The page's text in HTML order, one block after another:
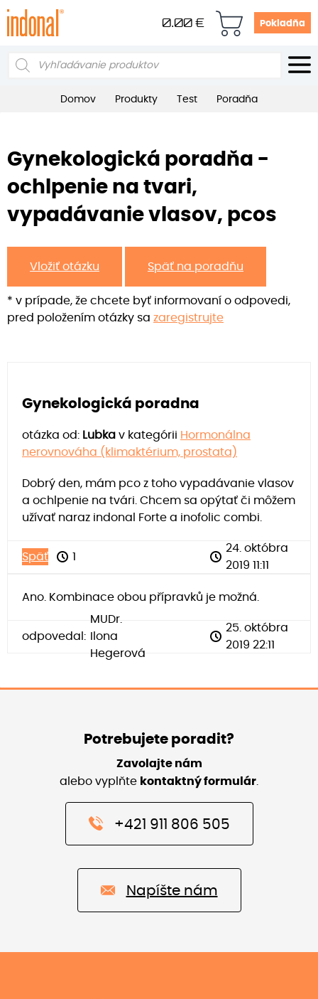
0.00 € Pokladňa
Products
Domov Produkty Test Poradňa
Gynekologická poradňa -
ochlpenie na tvari,
vypadávanie vlasov, pcos
Vložiť otázku Späť na poradňu
* v prípade, že chcete byť informovaní o odpovedi,
pred položením otázky sa zaregistrujte
Gynekologická poradna
otázka od: Lubka v kategórii Hormonálna
nerovnováha (klimaktérium, prostata)
Dobrý den, mám pco z toho vypadávanie vlasov
a ochlpenie na tvári. Chcem sa opýtať či môžem
užívať naraz indonal Forte a inofolic combi.
Späť 1
24. októbra
2019 11:11
Ano. Kombinace obou přípravků je možná.
odpovedal:
MUDr.
Ilona
Hegerová
25. októbra
2019 22:11
Potrebujete poradit?
Zavolajte nám
alebo vyplňte kontaktný formulár
+421 911 806 505
Napíšte nám